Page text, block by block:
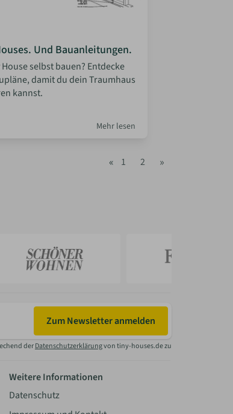
Und Bauanleitungen.
selbst bauen? Entdecke
damit du dein Traumhaus
kannst.
Mehr lesen
« 1 2 »
Zum Newsletter anmelden
derDatenschutzerklärungvon tiny-houses.de zu
Weitere Informationen
Datenschutz